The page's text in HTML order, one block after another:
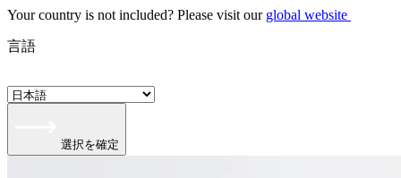
Your country is not included? Please visit our global website
言語
選択を確定